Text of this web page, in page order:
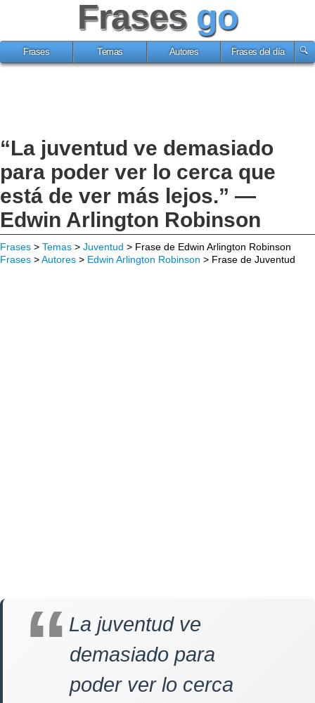
Frases go
Frases Temas Autores Frases del día
“La juventud ve demasiado
para poder ver lo cerca que
está de ver más lejos.” —
Edwin Arlington Robinson
Frases > Temas > Juventud > Frase de Edwin Arlington Robinson
Frases >Autores > Edwin Arlington Robinson > Frase de Juventud
La juventud ve
demasiado para
poder ver lo cerca